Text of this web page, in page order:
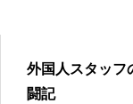
1年間の成長